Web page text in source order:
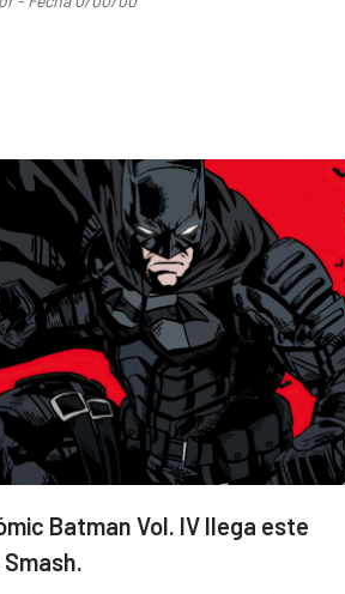
Batman Vol. IV llega este